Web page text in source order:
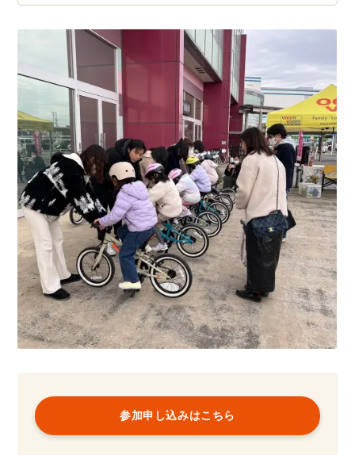
参加申し込みはこちら